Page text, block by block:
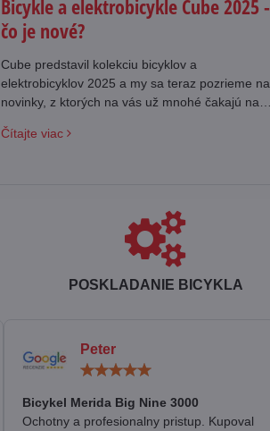
Bicykle a elektrobicykle Cube 2025 -
čo je nové?
Cube predstavil kolekciu bicyklov a
elektrobicyklov 2025 a my sa teraz pozrieme na
novinky, z ktorých na vás už mnohé čakajú na
Čítajte viac
POSKLADANIE BICYKLA
Peter
/
5
Bicykel Merida Big Nine 3000
Ochotny a profesionalny pristup. Kupoval